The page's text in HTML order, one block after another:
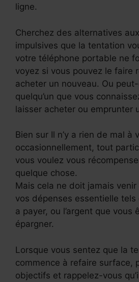
ligne.
Cherchez des alternatives
impulsives que la tentation
votre téléphone portable ne
voyez si vous pouvez le faire
acheter un nouveau. Ou
quelqu’un que vous
laisser acheter ou emprunter
Bien sur Il n’y a rien de mal à
occasionnellement, tout
vous voulez vous
quelque chose.
Mais cela ne doit jamais
vos dépenses essentielle
a payer, ou l’argent que vous
épargner.
Lorsque vous sentez que la
commence à refaire surface,
objectifs et rappelez-vous